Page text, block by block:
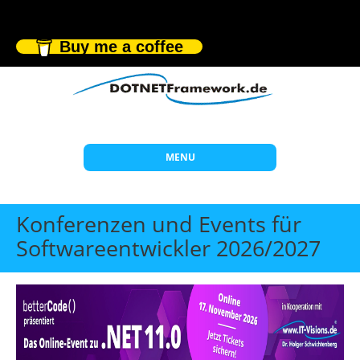
Buy me a coffee
MENU
Start
Themen
Individuelle Schulungen
Offene Seminare
Wissen
Konferenzen und Events für
Softwareentwickler 2026/2027